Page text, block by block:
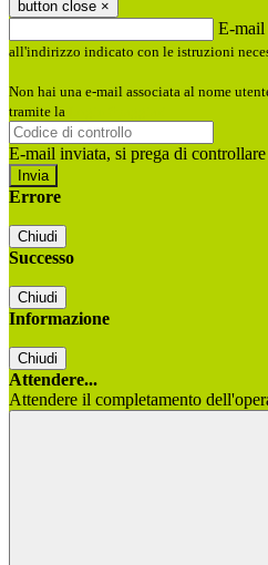
button close ×
E-mail
all'indirizzo indicato con le istruzioni
Non hai una e-mail associata al nome
tramite la
E-mail inviata, si prega di
Errore
Chiudi
Successo
Chiudi
Informazione
Chiudi
Attendere...
Attendere il completamento